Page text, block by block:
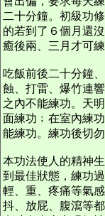
二十分鐘。初級功
的若到了６個月還
癒後兩、三月才可練
吃飯前後二十分鐘
蝕、打雷、爆竹連
之內不能練功。天
面練功﹔在室內練
能練功。練功後切
本功法使人的精神
到最佳狀態，練功
輕、重、疼痛等氣
抖、放屁、腹瀉等